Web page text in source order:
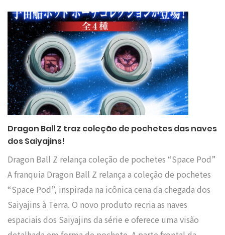
Dragon Ball Z traz coleção de pochetes das naves
dos Saiyajins!
Dragon Ball Z relança coleção de pochetes “Space Pod”
A franquia Dragon Ball Z relança a coleção de pochetes
“Space Pod”, inspirada na icônica cena da chegada dos
Saiyajins à Terra. O novo produto recria as naves
espaciais dos Saiyajins da série e oferece uma visão